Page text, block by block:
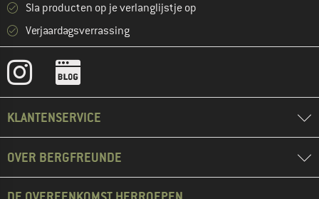
Sla producten op je verlanglijstje op
Verjaardagsverrassing
KLANTENSERVICE
OVER BERGFREUNDE